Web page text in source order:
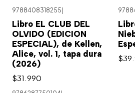
9788408318255|
Libro EL CLUB DEL
OLVIDO (EDICION
ESPECIAL), de Kellen,
Alice, vol. 1, tapa dura
(2026)
$31.990